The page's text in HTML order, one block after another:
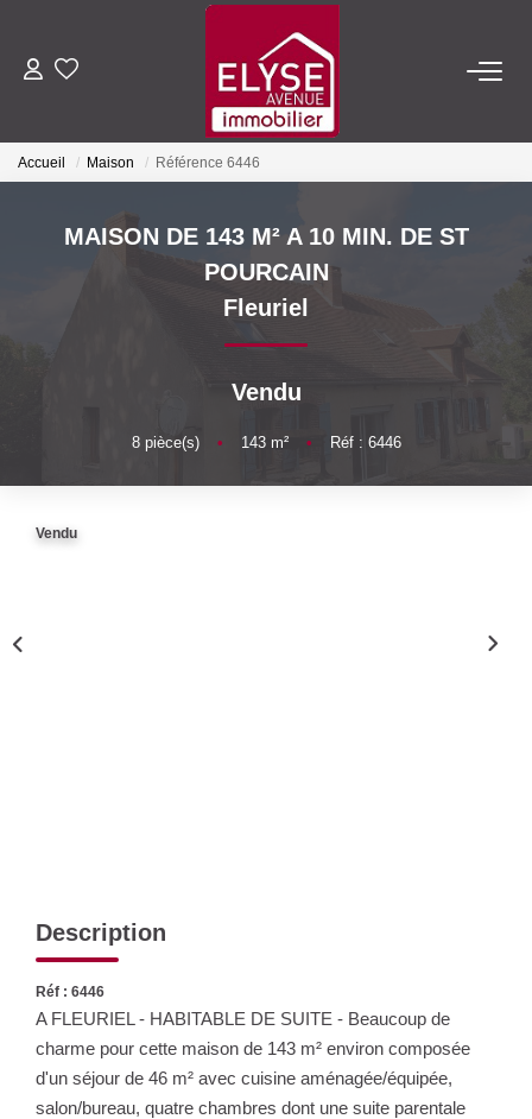
ACHETER
ESTIMER
NOTRE AGENCE
Accueil Maison Référence 6446
MAISON DE 143 M² A 10 MIN. DE ST
POURCAIN
Fleuriel
Vendu
8pièce(s) • 143m² • Réf : 6446
Vendu
Description
Réf : 6446
A FLEURIEL - HABITABLE DE SUITE - Beaucoup de
charme pour cette maison de 143 m² environ composée
d'un séjour de 46 m² avec cuisine aménagée/équipée,
salon/bureau, quatre chambres dont une suite parentale